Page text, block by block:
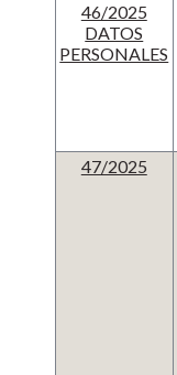
46/2025
DATOS
PERSONALES
47/2025